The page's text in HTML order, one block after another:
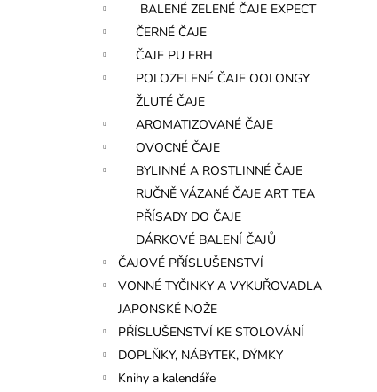
BALENÉ ZELENÉ ČAJE EXPECT
ČERNÉ ČAJE
ČAJE PU ERH
POLOZELENÉ ČAJE OOLONGY
ŽLUTÉ ČAJE
AROMATIZOVANÉ ČAJE
OVOCNÉ ČAJE
BYLINNÉ A ROSTLINNÉ ČAJE
RUČNĚ VÁZANÉ ČAJE ART TEA
PŘÍSADY DO ČAJE
DÁRKOVÉ BALENÍ ČAJŮ
ČAJOVÉ PŘÍSLUŠENSTVÍ
VONNÉ TYČINKY A VYKUŘOVADLA
JAPONSKÉ NOŽE
PŘÍSLUŠENSTVÍ KE STOLOVÁNÍ
DOPLŇKY, NÁBYTEK, DÝMKY
Knihy a kalendáře